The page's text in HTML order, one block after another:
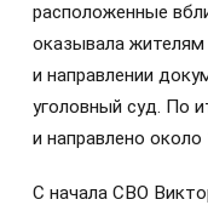
расположенные
оказывала
и направлении
уголовный суд. По
и направлено
С начала СВО